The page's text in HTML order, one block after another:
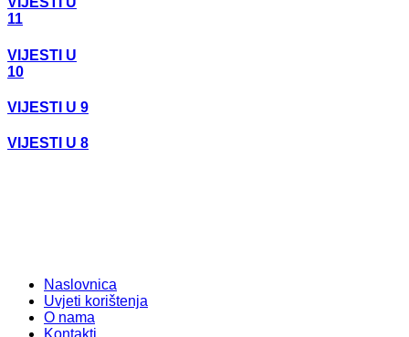
11
VIJESTI U
10
VIJESTI U 9
VIJESTI U 8
Naslovnica
Uvjeti korištenja
O nama